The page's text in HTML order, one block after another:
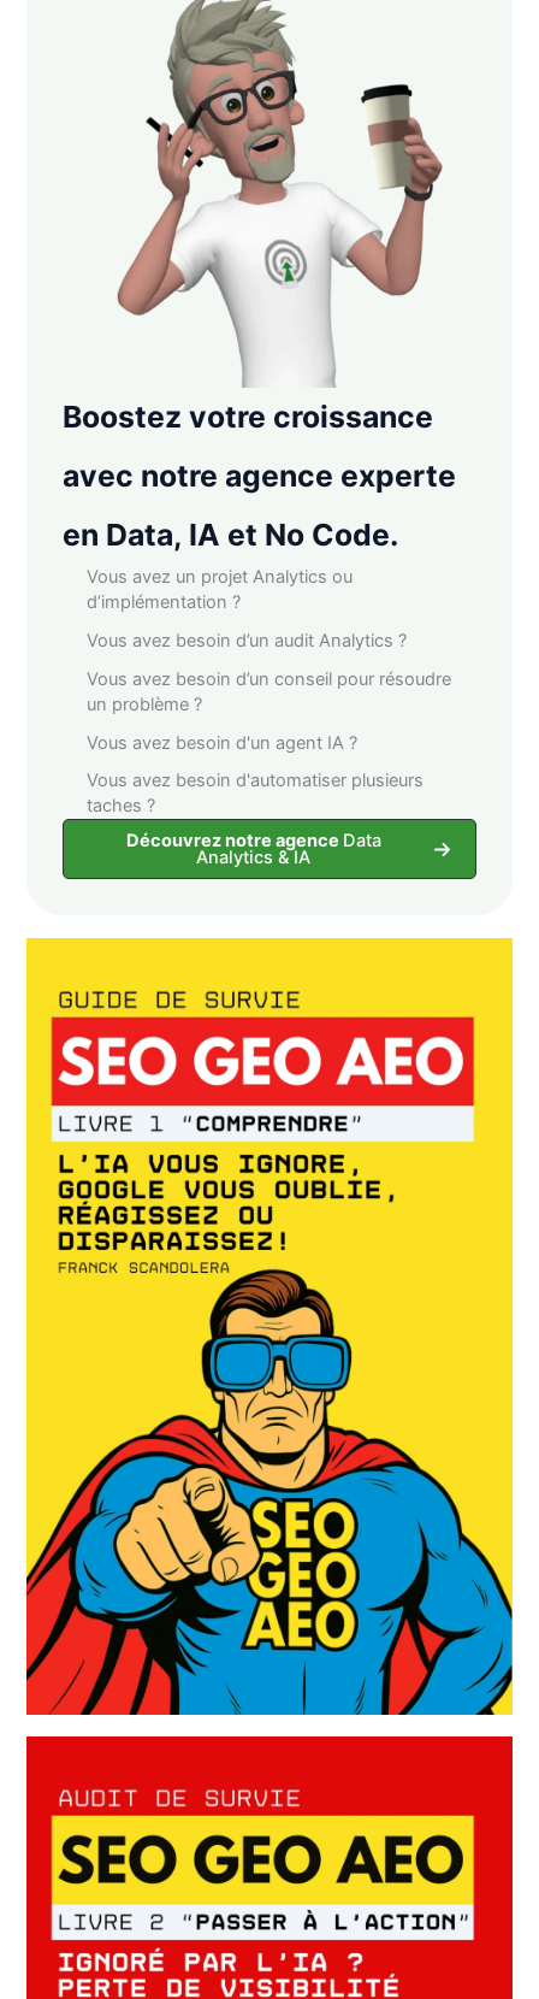
Boostez votre croissance
avec notre agence experte
en Data, IA et No Code.
Vous avez un projet Analytics ou
d’implémentation ?
Vous avez besoin d’un audit Analytics ?
Vous avez besoin d’un conseil pour résoudre
un problème ?
Vous avez besoin d'un agent IA ?
Vous avez besoin d'automatiser plusieurs
taches ?
Découvrez notre agence Data
Analytics & IA